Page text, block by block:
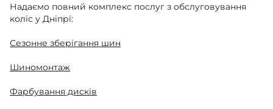
Надаємо повний комплекс послуг з обслуговування
коліс у Дніпрі:
Сезонне зберігання шин
Шиномонтаж
Фарбування дисків